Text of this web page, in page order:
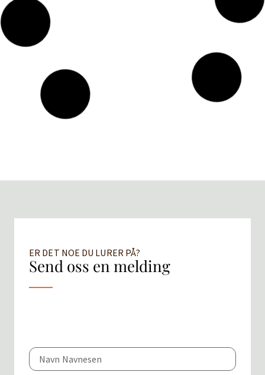
ER DET NOE DU LURER PÅ?
Send oss en melding